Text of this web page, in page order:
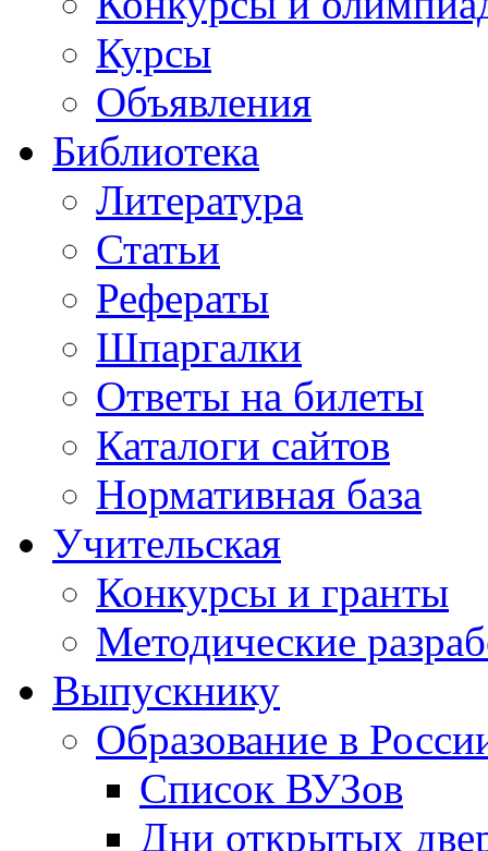
Курсы
Объявления
Библиотека
Литература
Статьи
Рефераты
Шпаргалки
Ответы на билеты
Каталоги сайтов
Нормативная база
Учительская
Конкурсы и гранты
Методические
Выпускнику
Образование в
Список ВУЗов
Дни открытых